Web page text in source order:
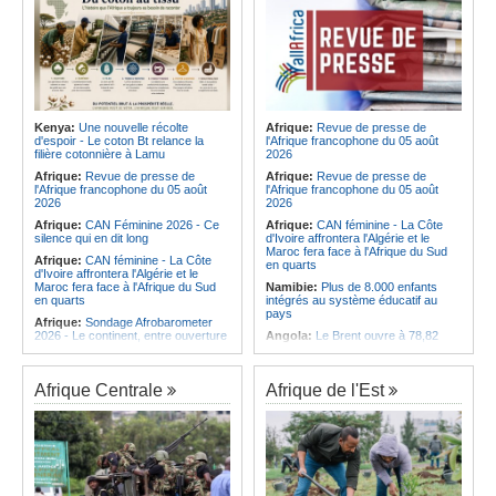
Kenya: Une nouvelle récolte
d'espoir - Le coton Bt relance la
filière cotonnière à Lamu
Afrique: Revue de presse de
l'Afrique francophone du 05 août
2026
Afrique: CAN Féminine 2026 - Ce
silence qui en dit long
Afrique: CAN féminine - La Côte
d'Ivoire affrontera l'Algérie et le
Maroc fera face à l'Afrique du Sud
en quarts
Afrique: Sondage Afrobarometer
2026 - Le continent, entre ouverture
Afrique:L'Éthiopie accueillera la
76e session du Comité régional de
l'OMS pour le continent
Afrique:La chaîne Canal+ va
diffuser l'ensemble des coupes
d'Europe de football sur le continent
Afrique:Les soins de santé
passent aussi par les familles et les
Afrique: Revue de presse de
l'Afrique francophone du 05 août
2026
Afrique: Revue de presse de
l'Afrique francophone du 05 août
2026
Afrique: CAN féminine - La Côte
d'Ivoire affrontera l'Algérie et le
Maroc fera face à l'Afrique du Sud
en quarts
Namibie: Plus de 8.000 enfants
intégrés au système éducatif au
pays
Angola: Le Brent ouvre à 78,82
Angola:Une commission présente
son plan d'intervention en cas de
catastrophe à Huambo
Angola:L'IDF renforce l'application
de la loi pour préserver la faune
sauvage
Angola:Les chasseurs angolais
préconisent la numérisation du
Afrique Centrale Afrique de l'Est